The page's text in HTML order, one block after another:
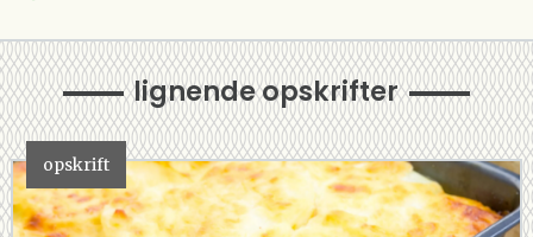
lignende opskrifter
opskrift